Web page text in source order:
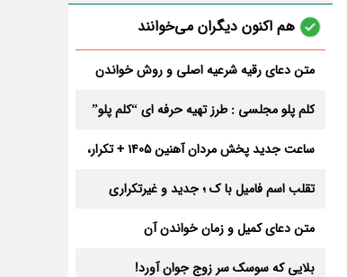
هم اکنون دیگران می‌خوانند
متن دعای رقیه شرعیه اصلی و روش خواندن
کلم پلو مجلسی : طرز تهیه حرفه ای “کلم پلو”
ساعت جدید پخش مردان آهنین 1405 + تکرار،
تقلب اسم فامیل با ک ؛ جدید و غیرتکراری
متن دعای کمیل و زمان خواندن آن
بلایی که سوسک سر زوج جوان آورد!